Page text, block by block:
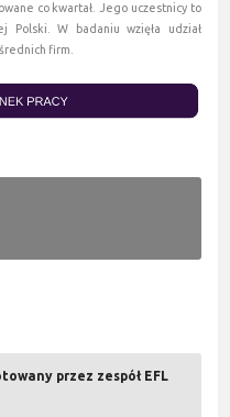
co kwartał. Jego uczestnicy to
Polski. W badaniu wzięła udział
małych i średnich firm.
przez zespół EFL